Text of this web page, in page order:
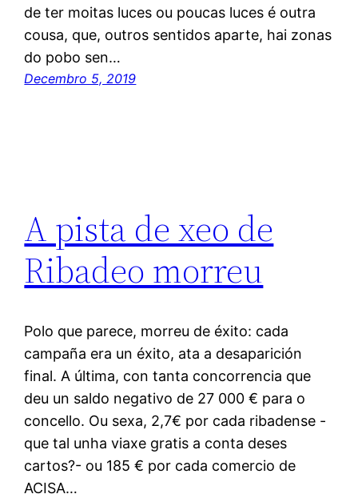
de ter moitas luces ou poucas luces é outra
cousa, que, outros sentidos aparte, hai zonas
do pobo sen…
Decembro 5, 2019
A pista de xeo de
Ribadeo morreu
Polo que parece, morreu de éxito: cada
campaña era un éxito, ata a desaparición
final. A última, con tanta concorrencia que
deu un saldo negativo de 27 000 € para o
concello. Ou sexa, 2,7€ por cada ribadense -
que tal unha viaxe gratis a conta deses
cartos?- ou 185 € por cada comercio de
ACISA…